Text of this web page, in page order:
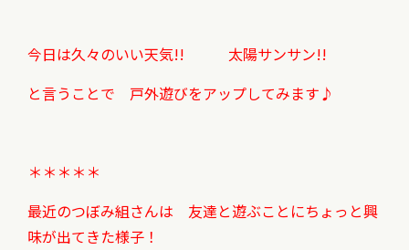
今日は久々のいい天気!! 太陽サンサン!!
と言うことで 戸外遊びをアップしてみます♪
＊＊＊＊＊
最近のつぼみ組さんは 友達と遊ぶことにちょっと興
味が出てきた様子！